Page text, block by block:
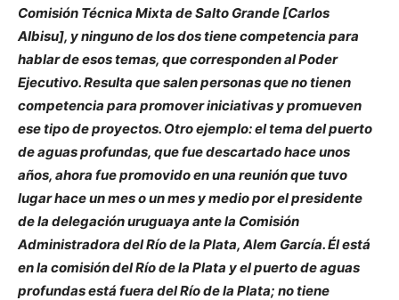
Comisión Técnica Mixta de Salto Grande [Carlos
Albisu], y ninguno de los dos tiene competencia para
hablar de esos temas, que corresponden al Poder
Ejecutivo. Resulta que salen personas que no tienen
competencia para promover iniciativas y promueven
ese tipo de proyectos. Otro ejemplo: el tema del puerto
de aguas profundas, que fue descartado hace unos
años, ahora fue promovido en una reunión que tuvo
lugar hace un mes o un mes y medio por el presidente
de la delegación uruguaya ante la Comisión
Administradora del Río de la Plata, Alem García. Él está
en la comisión del Río de la Plata y el puerto de aguas
profundas está fuera del Río de la Plata; no tiene